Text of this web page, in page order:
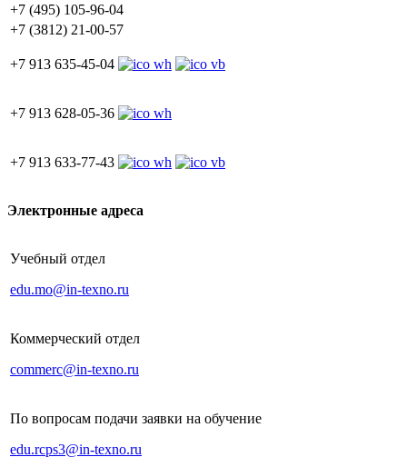
+7 (495) 105-96-04
+7 (3812) 21-00-57
+7 913 635-45-04
+7 913 628-05-36
+7 913 633-77-43
Электронные адреса
Учебный отдел
edu.mo@in-texno.ru
Коммерческий отдел
commerc@in-texno.ru
По вопросам подачи заявки на обучение
edu.rcps3@in-texno.ru